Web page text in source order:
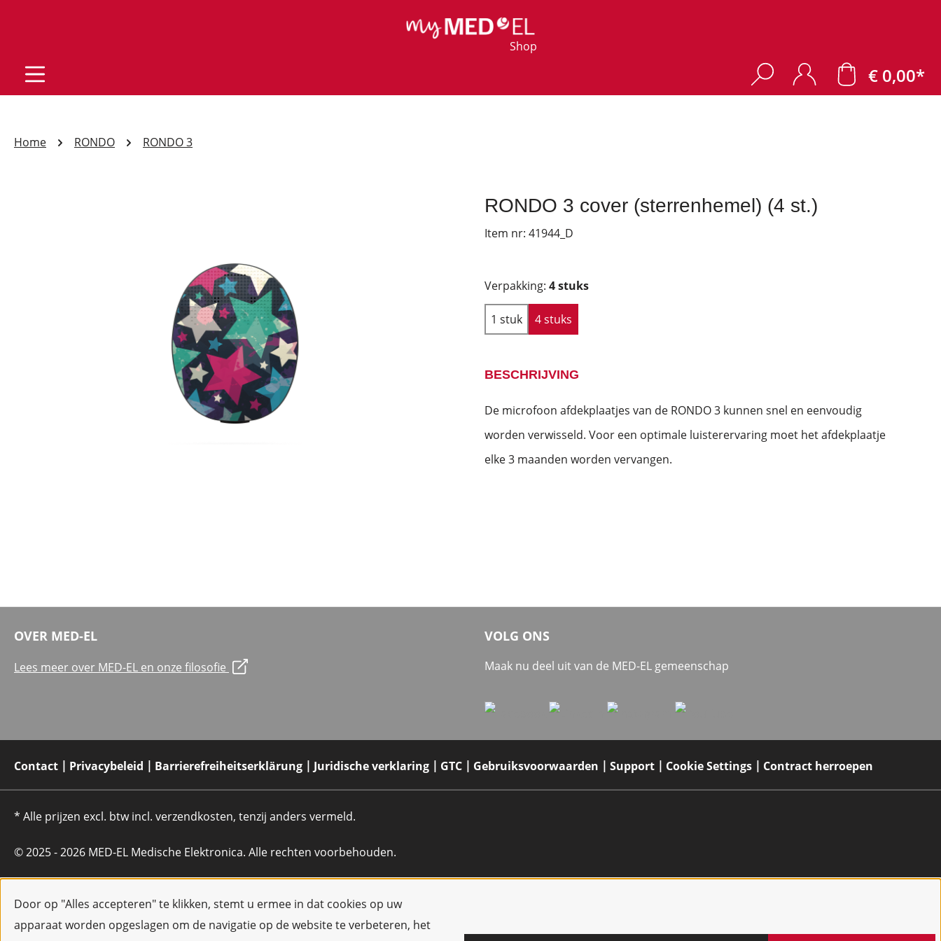
Door op "Alles accepteren" te klikken, stemt u ermee in dat cookies op uw
apparaat worden opgeslagen om de navigatie op de website te verbeteren, het
Shop
€ 0,00*
Home RONDO RONDO 3
RONDO 3 cover (sterrenhemel) (4 st.)
Item nr: 41944_D
Verpakking: 4 stuks
1 stuk 4 stuks
BESCHRIJVING
De microfoon afdekplaatjes van de RONDO 3 kunnen snel en eenvoudig
worden verwisseld. Voor een optimale luisterervaring moet het afdekplaatje
elke 3 maanden worden vervangen.
OVER MED-EL
Lees meer over MED-EL en onze filosofie
VOLG ONS
Maak nu deel uit van de MED-EL gemeenschap
Contact Privacybeleid Barrierefreiheitserklärung Juridische verklaring GTC Gebruiksvoorwaarden Support Cookie Settings Contract herroepen
* Alle prijzen excl. btw incl. verzendkosten, tenzij anders vermeld.
© 2025 - 2026 MED-EL Medische Elektronica. Alle rechten voorbehouden.